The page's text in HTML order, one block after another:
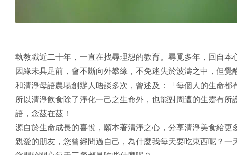
執教職近二十年，一直在找尋理想的教育。尋覓多年，回自本
因緣未具足前，會不斷向外攀緣，不免迷失於波濤之中，但覺
和清淨母語農場創辦人晤談多次，曾述及：「每個人的生命
所以清淨飲食除了淨化一己之生命外，也能對周遭的生靈有
語，念茲在茲！
源自於生命成長的喜悅，願本著清淨之心，分享清淨美食給更
親愛的朋友，您曾經問過自己，為什麼我每天要吃東西呢？一